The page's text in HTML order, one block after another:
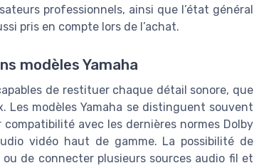
professionnels, ainsi que l’état général
pris en compte lors de l’achat.
modèles Yamaha
de restituer chaque détail sonore, que
Les modèles Yamaha se distinguent souvent
avec les dernières normes Dolby
vidéo haut de gamme. La possibilité de
ou de connecter plusieurs sources audio fil et